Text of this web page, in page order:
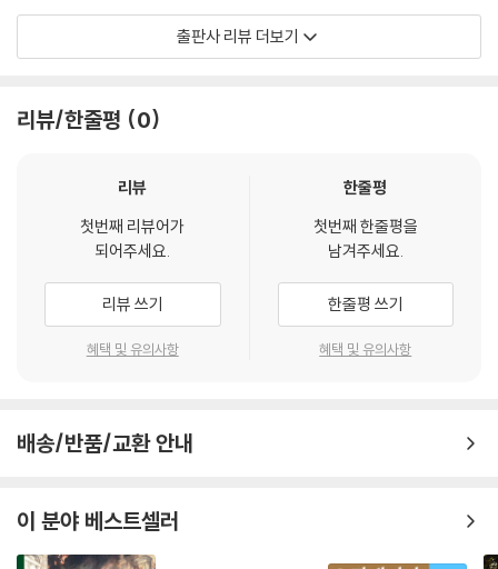
그녀는 아무것도 소중히 여기지 않았다. 특히 자기 자신을 소중히 여기지
않았다. (그녀가 이미 오래전부터 자신을 소중히 여기지 않게 되었다는 것
을 깨닫거나, 그런 감정이 정말 심각한 것임을 믿는 것은, 토츠키 같은 회의
는 것이다) 나스타시야 필리포브나는 무자비할 정도의 혐오감을 느끼고
--- 본문 중에서
김정아의 번역은 정확하고 “힙”하다. 즉, 지극히 현대적이어서 요즘 말로
설명하듯 쉽고, 역자의 발랄함이 더해져 유연하고 따뜻하고 친절하다. 덕
을 번역하면서 30년 넘게 그에게 영혼을 저당 잡힌 채 살아왔다.
도스토옙스키의 4대 장편은 각 작품의 분량이 대하소설에 육박할 정도로
다 번역한 사례가 세계적으로 드물고, 한국에서는 유일무이하다. 4대 장편
에는 도스토옙스키의 사상이 서로 잇닿아 있다. 고유한 문체 역시 각기 다
른 사람의 작업으로는 일관된 결을 살리기 어렵다. 한 사람의 번역이 필요
첫 책 『죄와 벌』이 2021년 1월 선보였고 이제 두 번째 책으로, 작가가 자신
번역해 냈다.
출판사 리뷰 더보기
리뷰/한줄평 0
리뷰
첫번째 리뷰어가
되어주세요.
리뷰 쓰기
혜택 및 유의사항
한줄평
첫번째 한줄평을
남겨주세요.
한줄평 쓰기
혜택 및 유의사항
배송/반품/교환 안내
이 분야 베스트셀러